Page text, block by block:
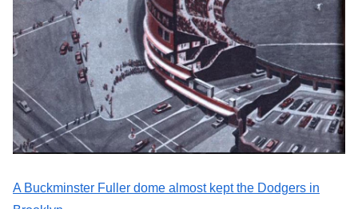
A Buckminster Fuller dome almost kept the Dodgers in